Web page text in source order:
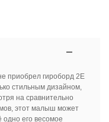
приобрел гироборд 2Е
стильным дизайном,
на сравнительно
этот малыш может
одно его весомое